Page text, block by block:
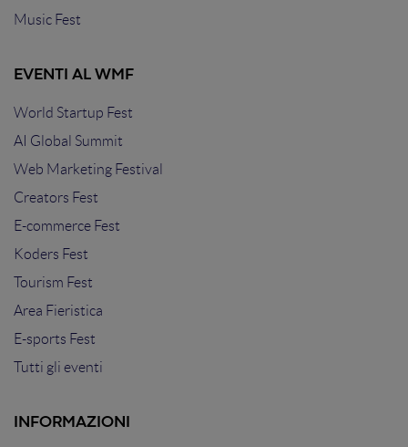
Music Fest
EVENTI AL WMF
World Startup Fest
AI Global Summit
Web Marketing Festival
Creators Fest
E-commerce Fest
Koders Fest
Tourism Fest
Area Fieristica
E-sports Fest
Tutti gli eventi
INFORMAZIONI